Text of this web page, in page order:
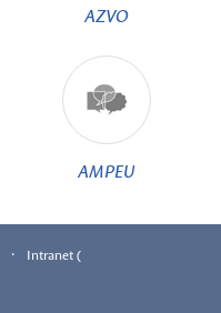
AZVO
AMPEU
·
Intranet (